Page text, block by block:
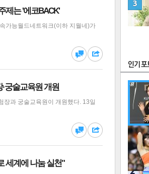
만화
제는 '에코BACK'
가능월드네트워크(이하 지월네)가
궁술교육원 개원
장과 궁술교육원이 개원했다. 13일
세계에 나눔 실천"
많이
연예